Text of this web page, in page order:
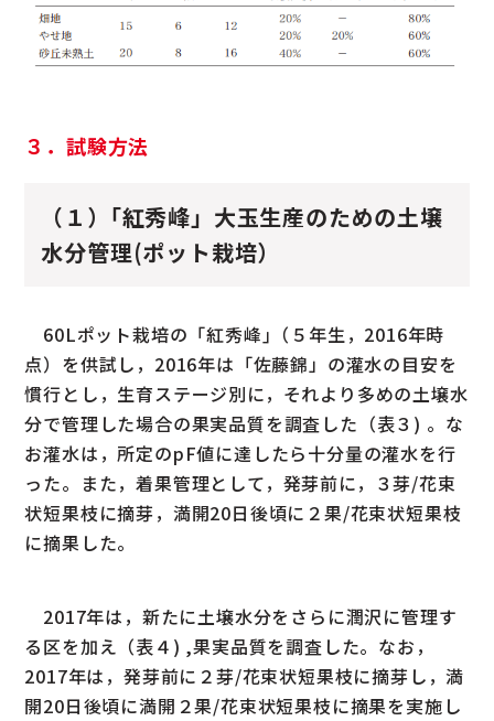
３．試験方法
（１）｢紅秀峰」大玉生産のための土壌
水分管理(ポット栽培）
60Lポット栽培の「紅秀峰｣（５年生，2016年時
点）を供試し，2016年は「佐藤錦」の灌水の目安を
慣行とし，生育ステージ別に，それより多めの土壌水
分で管理した場合の果実品質を調査した（表３) 。な
お灌水は，所定のpF値に達したら十分量の灌水を行
った。また，着果管理として，発芽前に，３芽/花束
状短果枝に摘芽，満開20日後頃に２果/花束状短果枝
に摘果した。
2017年は，新たに土壌水分をさらに潤沢に管理す
る区を加え（表４) ,果実品質を調査した。なお，
2017年は，発芽前に２芽/花束状短果枝に摘芽し，満
開20日後頃に満開２果/花束状短果枝に摘果を実施し